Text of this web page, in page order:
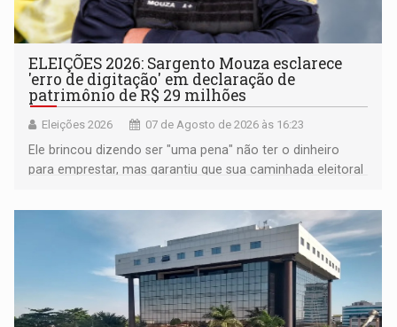
ELEIÇÕES 2026: Sargento Mouza esclarece
'erro de digitação' em declaração de
patrimônio de R$ 29 milhões
Eleições 2026 07 de Agosto de 2026 às 16:23
Ele brincou dizendo ser "uma pena" não ter o dinheiro
para emprestar, mas garantiu que sua caminhada eleitoral